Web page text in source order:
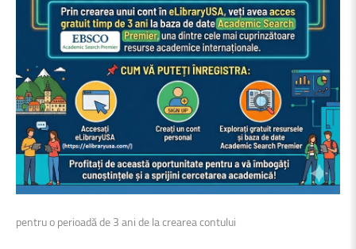
pentru o perioadă de 3 ani de la crearea contului